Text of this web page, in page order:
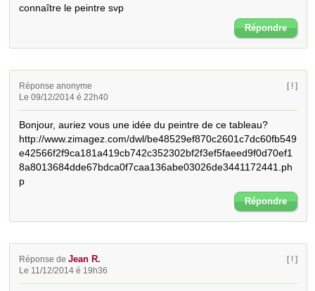
connaître le peintre svp
Répondre
Réponse anonyme
Le 09/12/2014 é 22h40
[ ! ]
Bonjour, auriez vous une idée du peintre de ce tableau?
http://www.zimagez.com/dwl/be48529ef870c2601c7dc60fb549
e42566f2f9ca181a419cb742c352302bf2f3ef5faeed9f0d70ef1
8a8013684dde67bdca0f7caa136abe03026de3441172441.ph
p
Répondre
Réponse deJean R.
Le 11/12/2014 é 19h36
[ ! ]